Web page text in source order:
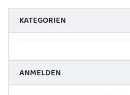
KATEGORIEN
ANMELDEN